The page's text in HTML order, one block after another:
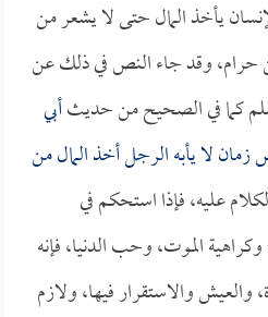
يأخذ المال حتى لا يشعر من
وقد جاء النص في ذلك عن
كما في الصحيح من حديثأبي
زمان لا يأبه الرجل أخذ المال من
عليه، فإذا استحكم في
الموت، وحب الدنيا، فإنه
والعيش والاستقرار فيها، ولازم